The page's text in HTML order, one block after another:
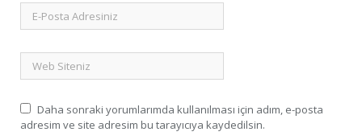
Daha sonraki yorumlarımda kullanılması için adım, e-posta
adresim ve site adresim bu tarayıcıya kaydedilsin.